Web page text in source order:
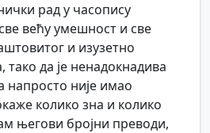
рад у часопису
већу умешност и све
и изузетно
да је ненадокнадива
није имао
колико зна и колико
његови бројни преводи,